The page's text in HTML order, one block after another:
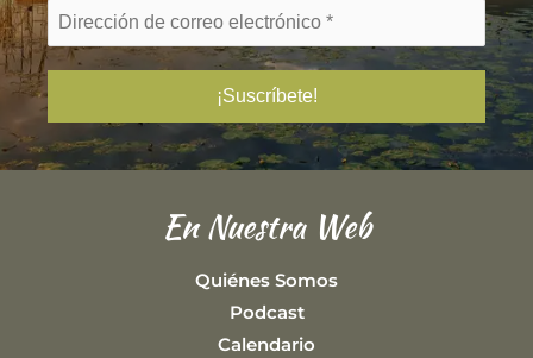
En Nuestra Web
Quiénes Somos
Podcast
Calendario